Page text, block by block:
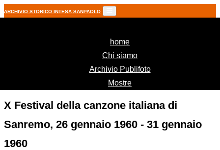
ARCHIVIO STORICO INTESA SANPAOLO
home(current)
Chi siamo
Archivio Publifoto
Mostre
X Festival della canzone italiana di
Sanremo, 26 gennaio 1960 - 31 gennaio
1960